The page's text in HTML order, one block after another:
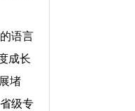
语言
成长
堵
级专